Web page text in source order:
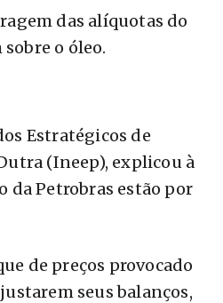
das alíquotas do
o óleo.
Estratégicos de
(Ineep), explicou à
da Petrobras estão por
de preços provocado
seus balanços,